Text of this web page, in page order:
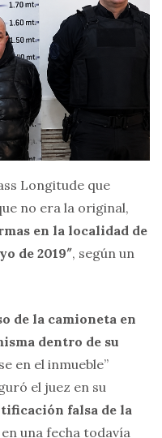
Longitude que
no era la original,
en la localidad de
de 2019″, según un
de la camioneta en
dentro de su
en el inmueble”
el juez en su
falsa de la
una fecha todavía